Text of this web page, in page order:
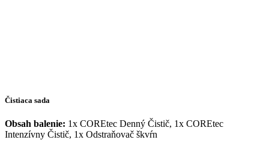
Čistiaca sada
Obsah balenie: 1x COREtec Denný Čistič, 1x COREtec
Intenzívny Čistič, 1x Odstraňovač škvŕn